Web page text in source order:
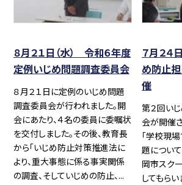
８月２１日（水） 令和６年度
定例いじめ問題調査委員会
８月２１日に定例のいじめ問題
調査委員会が行われました。開
会にあたり、４名の委員に委嘱状
を交付しました。その後、教育長
から「いじめ防止対策推進法に
より、重大事態に係る事実関係
の調査、そしていじめの防止、...
７月２４
め防止
催
第２回い
会が開催
「学校現
題について
岡市スク
してもらい